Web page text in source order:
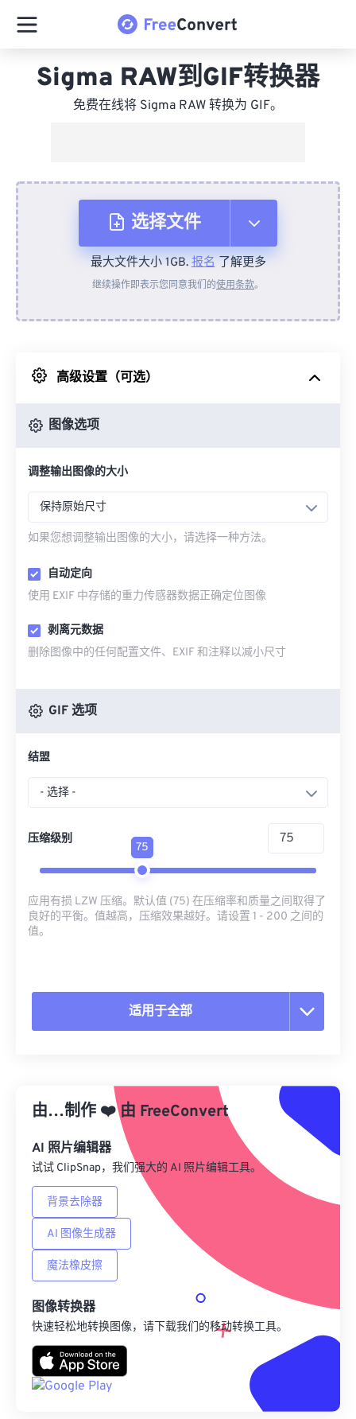
Sigma RAW到GIF转换器
免费在线将 Sigma RAW 转换为 GIF。
选择文件
从设备
来自 Google Drive
最大文件大小 1GB.报名了解更多
继续操作即表示您同意我们的使用条款。
高级设置（可选）
图像选项
调整输出图像的大小
保持原始尺寸
如果您想调整输出图像的大小，请选择一种方法。
自动定向
使用 EXIF 中存储的重力传感器数据正确定位图像
剥离元数据
删除图像中的任何配置文件、EXIF 和注释以减小尺寸
GIF 选项
结盟
- 选择 -
压缩级别
75
应用有损 LZW 压缩。默认值 (75) 在压缩率和质量之间取得了
良好的平衡。值越高，压缩效果越好。请设置 1 - 200 之间的
值。
适用于全部
从预设应用
另存为预设
由…制作 ❤️由 FreeConvert
AI 照片编辑器
试试 ClipSnap，我们强大的 AI 照片编辑工具。
背景去除器
AI 图像生成器
魔法橡皮擦
图像转换器
快速轻松地转换图像，请下载我们的移动转换工具。